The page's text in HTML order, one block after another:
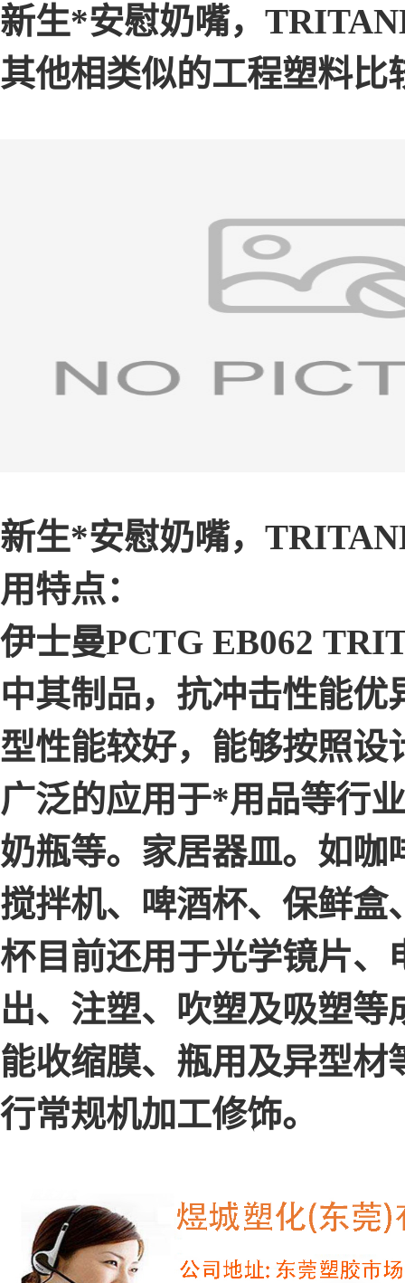
新生*安慰奶嘴，
其他相类似的工程塑料比
新生*安慰奶嘴，
用特点：
伊士曼PCTG EB062
中其制品，抗冲击性能
型性能较好，能够按照
广泛的应用于*用品等行
奶瓶等。家居器皿。如咖
搅拌机、啤酒杯、保鲜盒
杯目前还用于光学镜片、
出、注塑、吹塑及吸塑
能收缩膜、瓶用及异型
行常规机加工修饰。